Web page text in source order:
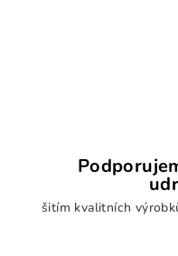
šitím kvalitních